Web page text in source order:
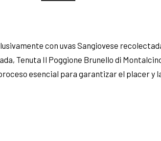
con uvas Sangiovese
Tenuta Il Poggione Brunello di
esencial para garantizar el placer y